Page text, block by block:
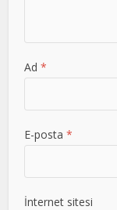
Ad*
E-posta*
İnternet sitesi